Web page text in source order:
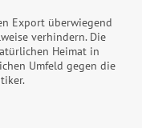
Export überwiegend
verhindern. Die
Heimat in
Umfeld gegen die